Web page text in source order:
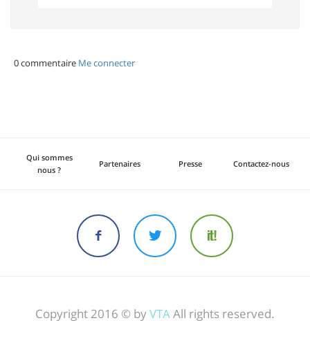
0 commentaire Me connecter
Qui sommes
nous ?
Partenaires Presse Contactez-nous
Copyright 2016 © byVTAAll rights reserved.